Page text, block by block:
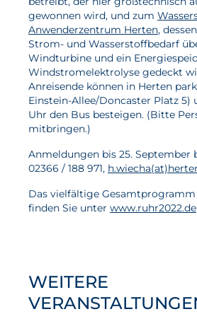
gewonnen wird, und zum
Anwenderzentrum Herten,
Strom- und Wasserstoffbedarf
Windturbine und ein
Windstromelektrolyse gedeckt
Anreisende können in Herten
Einstein-Allee/Doncaster Platz 5)
Uhr den Bus besteigen. (Bitte
mitbringen.)
Anmeldungen bis 25. September
02366 / 188 971,
Das vielfältige
finden Sie unter www.ruhr2022.de
WEITERE